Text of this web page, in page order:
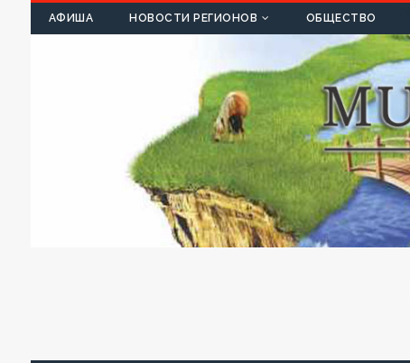
АФИША НОВОСТИ РЕГИОНОВ ОБЩЕСТВО